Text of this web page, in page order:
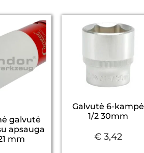
galvutė
apsauga
mm
Galvutė 6-kampė
1/2 30mm
€ 3,42